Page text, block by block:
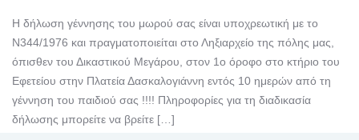
Η δήλωση γέννησης του μωρού σας είναι υποχρεωτική με το
Ν344/1976 και πραγματοποιείται στο Ληξιαρχείο της πόλης μας,
όπισθεν του Δικαστικού Μεγάρου, στον 1ο όροφο στο κτήριο του
Εφετείου στην Πλατεία Δασκαλογιάννη εντός 10 ημερών από τη
γέννηση του παιδιού σας !!!! Πληροφορίες για τη διαδικασία
δήλωσης μπορείτε να βρείτε […]